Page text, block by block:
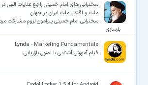
سخنرانی های امام خمینی راجع عنایات الهى در
ملت و اقتدار ملت ایران در جهان‏
سخنرانی امام خمینی پیرامون لزوم مشارکت
بازسازى‏
Lynda - Marketing Fundamentals
فیلم آموزش آشنایی با اصول بازاریابی